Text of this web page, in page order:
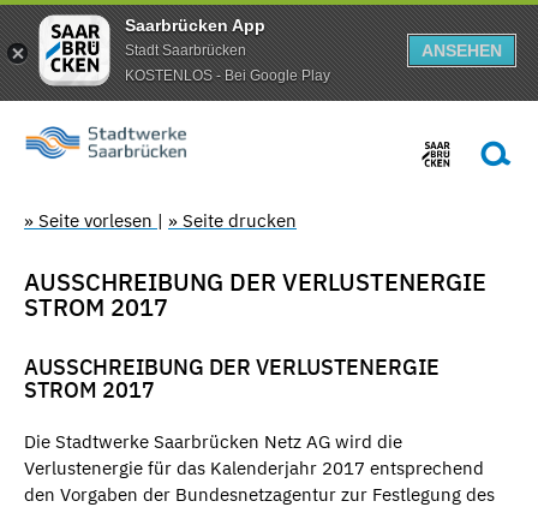
Saarbrücken App
Stadt Saarbrücken
KOSTENLOS - Bei Google Play
ANSEHEN
» Seite vorlesen | » Seite drucken
AUSSCHREIBUNG DER VERLUSTENERGIE
STROM 2017
AUSSCHREIBUNG DER VERLUSTENERGIE
STROM 2017
Die Stadtwerke Saarbrücken Netz AG wird die
Verlustenergie für das Kalenderjahr 2017 entsprechend
den Vorgaben der Bundesnetzagentur zur Festlegung des